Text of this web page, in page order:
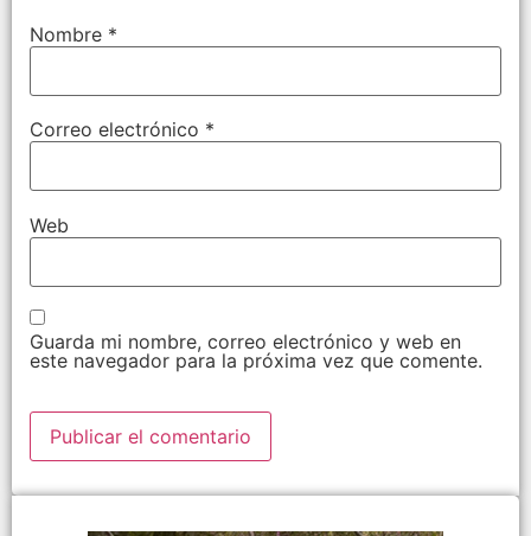
Nombre *
Correo electrónico *
Web
Guarda mi nombre, correo electrónico y web en
este navegador para la próxima vez que comente.